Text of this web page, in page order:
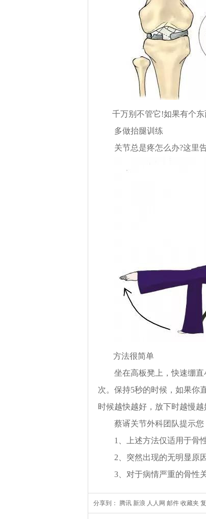
千万别不管它!如果有个
多做抬腿训练
关节总是疼怎么办?这里告
方法很简单
坐在高板凳上，快速绷直小
次。保持5秒的时候，如果你
时候越快越好，放下时越慢越
蔡谞关节外科团队提示您
1、上述方法仅适用于骨性
2、突然出现的无明显原因
3、对于病情严重的骨性关
分享到： 腾讯 新浪 人人网 邮件 收藏夹